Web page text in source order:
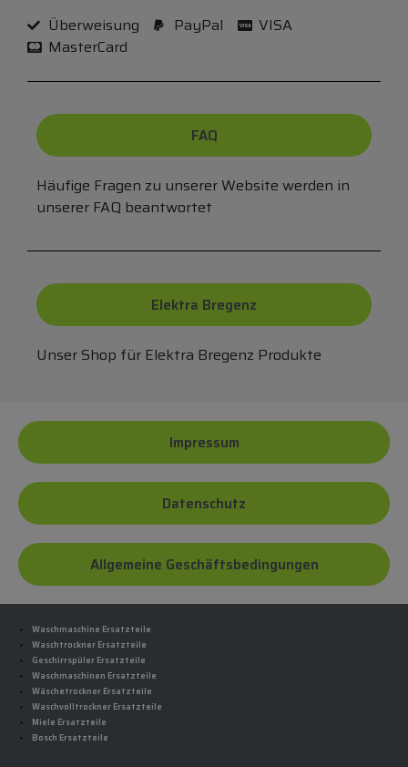
Überweisung
PayPal
VISA
MasterCard
FAQ
Häufige Fragen zu unserer Website werden in
unserer FAQ beantwortet
Elektra Bregenz
Unser Shop für Elektra Bregenz Produkte
Impressum
Datenschutz
Allgemeine Geschäftsbedingungen
Waschmaschine Ersatzteile
Waschtrockner Ersatzteile
Geschirrspüler Ersatzteile
Waschmaschinen Ersatzteile
Wäschetrockner Ersatzteile
Waschvolltrockner Ersatzteile
Miele Ersatzteile
Bosch Ersatzteile